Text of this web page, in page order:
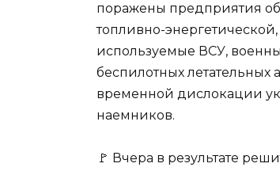
поражены предприятия
топливно-
используемые ВСУ,
беспилотных летательных
временной дислокации
наемников.
🚩 Вчера в результате